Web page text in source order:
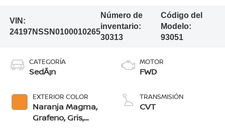
VIN:
24197NSSN0100010265
Número de
inventario:
30313
Código del
Modelo:
93051
CATEGORÍA
SedÃ¡n
EXTERIOR COLOR
Naranja Magma,
Grafeno, Gris,
MOTOR
FWD
TRANSMISIÓN
CVT